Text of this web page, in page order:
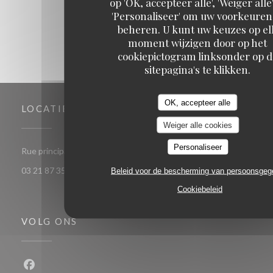
'Personaliseer' om uw
beheren. U kunt uw keuzes op
moment wijzigen door op het
cookiepictogram linksonder op
sitepagina's te klikken.
OK, accepteer alle
Weiger alle cookies
Personaliseer
Beleid voor de bescherming van
Cookiebeleid
LOCATIE
Rue principale 62179 Audinghen
((opent in een nieuw venster))
03 21 87 35 32
VOLG ONS